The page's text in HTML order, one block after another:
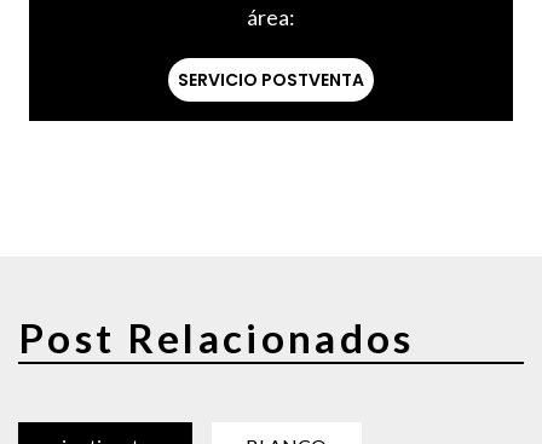
área:
SERVICIO POSTVENTA
Post Relacionados